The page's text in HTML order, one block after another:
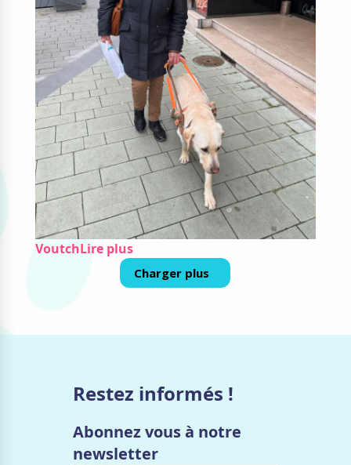
VoutchLire plus
Charger plus
Restez informés !
Abonnez vous à notre
newsletter